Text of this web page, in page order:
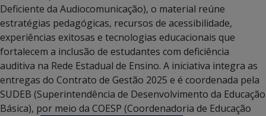
Deficiente da Audiocomunicação), o material reúne
estratégias pedagógicas, recursos de acessibilidade,
experiências exitosas e tecnologias educacionais que
fortalecem a inclusão de estudantes com deficiência
auditiva na Rede Estadual de Ensino. A iniciativa integra as
entregas do Contrato de Gestão 2025 e é coordenada pela
SUDEB (Superintendência de Desenvolvimento da Educação
Básica), por meio da COESP (Coordenadoria de Educação